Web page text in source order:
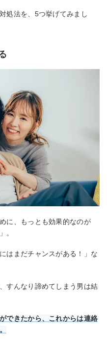
処法を、5つ挙げてみまし
に、もっとも効果的なのが
。
はまだチャンスがある！」な
すんなり諦めてしまう男は結
できたから、これからは連絡